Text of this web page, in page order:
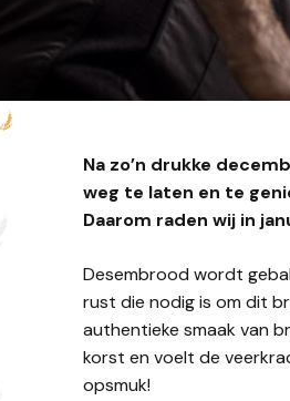
Na zo’n drukke
weg te laten en te
Daarom raden wij in
Desembrood wordt
rust die nodig is om dit
authentieke smaak van
korst en voelt de
opsmuk!